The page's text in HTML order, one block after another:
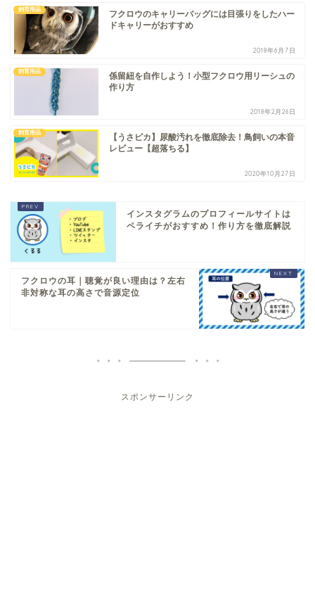
飼育用品
フクロウのキャリーバッグには目張りをしたハー
ドキャリーがおすすめ
2018年6月7日
飼育用品
係留紐を自作しよう！小型フクロウ用リーシュの
作り方
2018年2月26日
飼育用品
【うさピカ】尿酸汚れを徹底除去！鳥飼いの本音
レビュー【超落ちる】
2020年10月27日
インスタグラムのプロフィールサイトは
ペライチがおすすめ！作り方を徹底解説
フクロウの耳｜聴覚が良い理由は？左右
非対称な耳の高さで音源定位
スポンサーリンク